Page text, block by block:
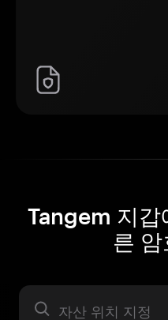
Tangem 지갑
른
자산 라벨